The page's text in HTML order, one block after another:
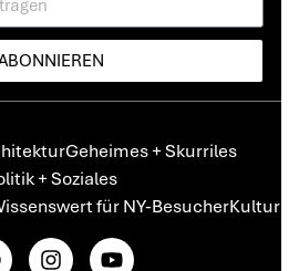
Geheimes + Skurriles
+ Soziales
für NY-BesucherKultur